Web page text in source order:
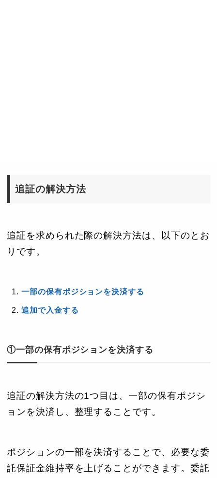
追証の解決方法
追証を求められた際の解決方法は、以下のとお
りです。
一部の保有ポジションを決済する
追加で入金する
①一部の保有ポジションを決済する
追証の解決方法の1つ目は、一部の保有ポジシ
ョンを決済し、整理することです。
ポジションの一部を決済することで、必要な委
託保証金維持率を上げることができます。委託